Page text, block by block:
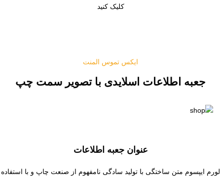
کلیک کنید
ایکس تموس المنت
جعبه اطلاعات اسلایدی با تصویر سمت چپ
عنوان جعبه اطلاعات
لورم ایپسوم متن ساختگی با تولید سادگی نامفهوم از صنعت چاپ و با استفاده